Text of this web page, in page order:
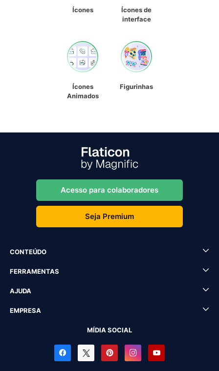
Ícones
Ícones de
interface
Ícones
Animados
Figurinhas
Acesso para colaboradores
Seja Premium
CONTEÚDO
FERRAMENTAS
AJUDA
EMPRESA
MÍDIA SOCIAL